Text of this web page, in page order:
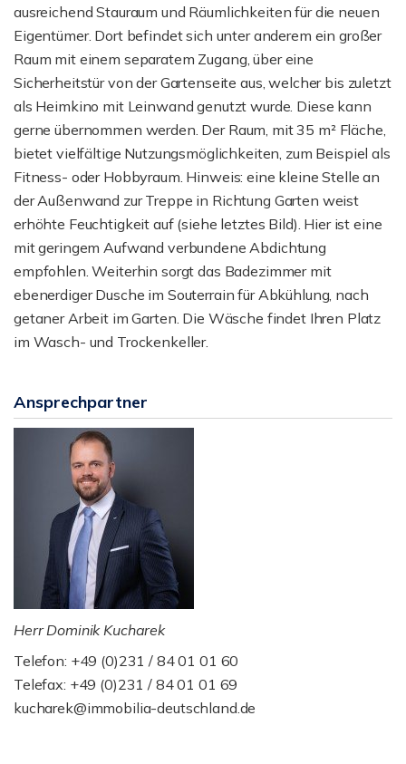
ausreichend Stauraum und Räumlichkeiten für die neuen
Eigentümer. Dort befindet sich unter anderem ein großer
Raum mit einem separatem Zugang, über eine
Sicherheitstür von der Gartenseite aus, welcher bis zuletzt
als Heimkino mit Leinwand genutzt wurde. Diese kann
gerne übernommen werden. Der Raum, mit 35 m² Fläche,
bietet vielfältige Nutzungsmöglichkeiten, zum Beispiel als
Fitness- oder Hobbyraum. Hinweis: eine kleine Stelle an
der Außenwand zur Treppe in Richtung Garten weist
erhöhte Feuchtigkeit auf (siehe letztes Bild). Hier ist eine
mit geringem Aufwand verbundene Abdichtung
empfohlen. Weiterhin sorgt das Badezimmer mit
ebenerdiger Dusche im Souterrain für Abkühlung, nach
getaner Arbeit im Garten. Die Wäsche findet Ihren Platz
im Wasch- und Trockenkeller.
Ansprechpartner
Herr Dominik Kucharek
Telefon: +49 (0)231 / 84 01 01 60
Telefax: +49 (0)231 / 84 01 01 69
kucharek@immobilia-deutschland.de